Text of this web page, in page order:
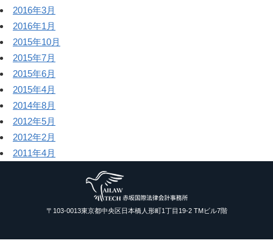
2016年3月
2016年1月
2015年10月
2015年7月
2015年6月
2015年4月
2014年8月
2012年5月
2012年2月
2011年4月
〒103-0013東京都中央区日本橋人形町1丁目19-2 TMビル7階